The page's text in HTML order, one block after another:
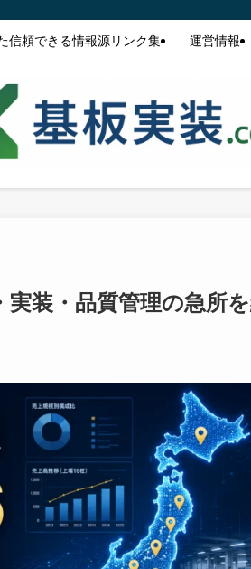
信頼できる情報源リンク集 運営情報
装・品質管理の急所